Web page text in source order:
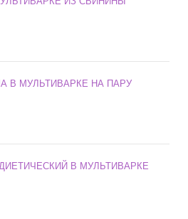
В МУЛЬТИВАРКЕ НА ПАРУ
В МУЛЬТИВАРКЕ